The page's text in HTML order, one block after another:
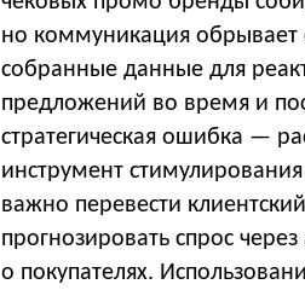
но коммуникация
собранные данные для
предложений во время и
стратегическая ошибка —
инструмент
важно перевести
прогнозировать спрос
о покупателях.